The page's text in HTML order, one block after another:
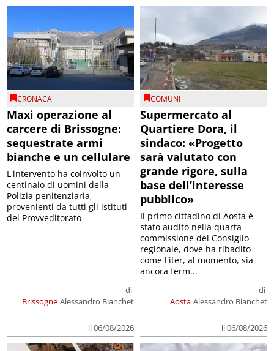
CRONACA
Maxi operazione al
carcere di Brissogne:
sequestrate armi
bianche e un cellulare
Brissogne
di
Alessandro Bianchet
il 06/08/2026
L'intervento ha coinvolto un
centinaio di uomini della
Polizia penitenziaria,
provenienti da tutti gli istituti
del Provveditorato
COMUNI
Supermercato al
Quartiere Dora, il
sindaco: «Progetto
sarà valutato con
grande rigore, sulla
base dell’interesse
pubblico»
Aosta
di
Alessandro Bianchet
il 06/08/2026
Il primo cittadino di Aosta è
stato audito nella quarta
commissione del Consiglio
regionale, dove ha ribadito
come l'iter, al momento, sia
ancora ferm...